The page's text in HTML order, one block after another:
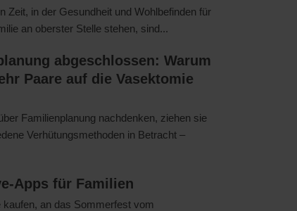
Zeit, in der Gesundheit und Wohlbefinden für
an oberster Stelle stehen, sind...
abgeschlossen: Warum
Paare auf die Vasektomie
Familienplanung nachdenken, ziehen sie
Verhütungsmethoden in Betracht –
Apps für Familien
kaufen, an das Sommerfest vom